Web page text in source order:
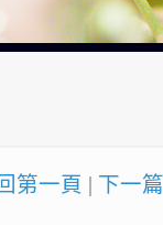
回第一頁
下一篇